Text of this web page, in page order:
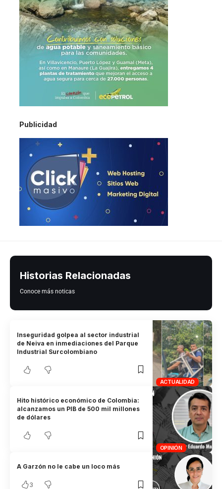
Publicidad
Historias Relacionadas
Conoce más noticas
ACTUALIDAD
Inseguridad golpea al sector industrial
de Neiva en inmediaciones del Parque
Industrial Surcolombiano
OPINIÓN
Hito histórico económico de Colombia:
alcanzamos un PIB de 500 mil millones
de dólares
A Garzón no le cabe un loco más
3